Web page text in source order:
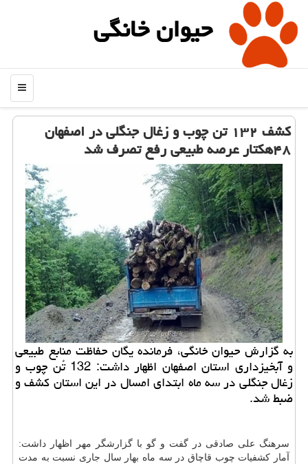
حیوان خانگی
منو
کشف ۱۳۲ تن چوب و زغال جنگلی در اصفهان
۴۸هکتار عرصه طبیعی رفع تصرف شد
به گزارش حیوان خانگی، فرمانده یگان حفاظت منابع طبیعی
و آبخیزداری استان اصفهان اظهار داشت: 132 تُن چوب و
زغال جنگلی در سه ماه ابتدای امسال در این استان کشف و
ضبط شد.
سرهنگ علی صادقی در گفت و گو با گزارشگر مهر اظهار داشت:
آمار کشفیات چوب قاچاق در سه ماه بهار سال جاری نسبت به مدت